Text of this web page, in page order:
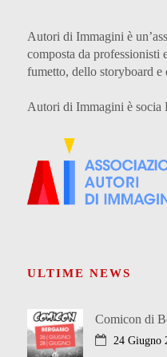
Autori di Immagini è
composta da professionisti
fumetto, dello storyboard
Autori di Immagini è socia
ULTIME NEWS
Comicon di
24 Giugno